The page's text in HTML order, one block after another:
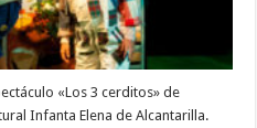
«Los 3 cerditos» de
Infanta Elena de Alcantarilla.